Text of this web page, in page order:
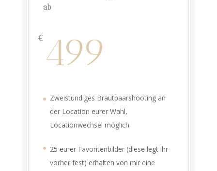
ab
€ 499
Zweistündiges Brautpaarshooting an
der Location eurer Wahl,
Locationwechsel möglich
25 eurer Favoritenbilder (diese legt ihr
vorher fest) erhalten von mir eine